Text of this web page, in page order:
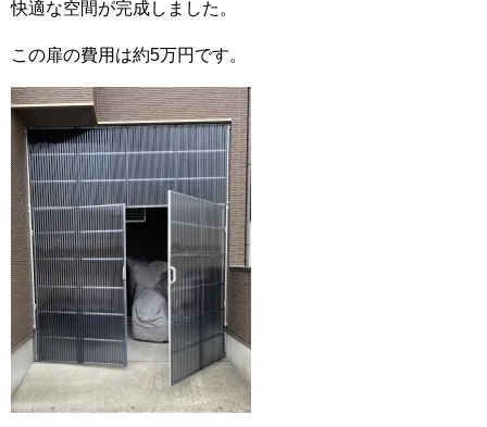
快適な空間が完成しました。
この扉の費用は約5万円です。